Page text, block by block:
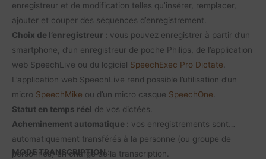
enregistreur et de modification telles qu’insérer, remplacer,
ajouter et couper des séquences d’enregistrement.
Choix de l’enregistreur : vous pouvez enregistrer à partir d’un
smartphone, d’un enregistreur de poche Philips, de l’application
web SpeechLive ou du logiciel SpeechExec Pro Dictate.
L’application web SpeechLive rend possible l’utilisation d’un
micro SpeechMike ou d’un micro casque SpeechOne.
Statut en temps réel de vos dictées.
Acheminement automatique : vos enregistrements sont
automatiquement transférés à la personne (ou groupe de
personnes) en charge de la transcription.
MODE TRANSCRIPTION :